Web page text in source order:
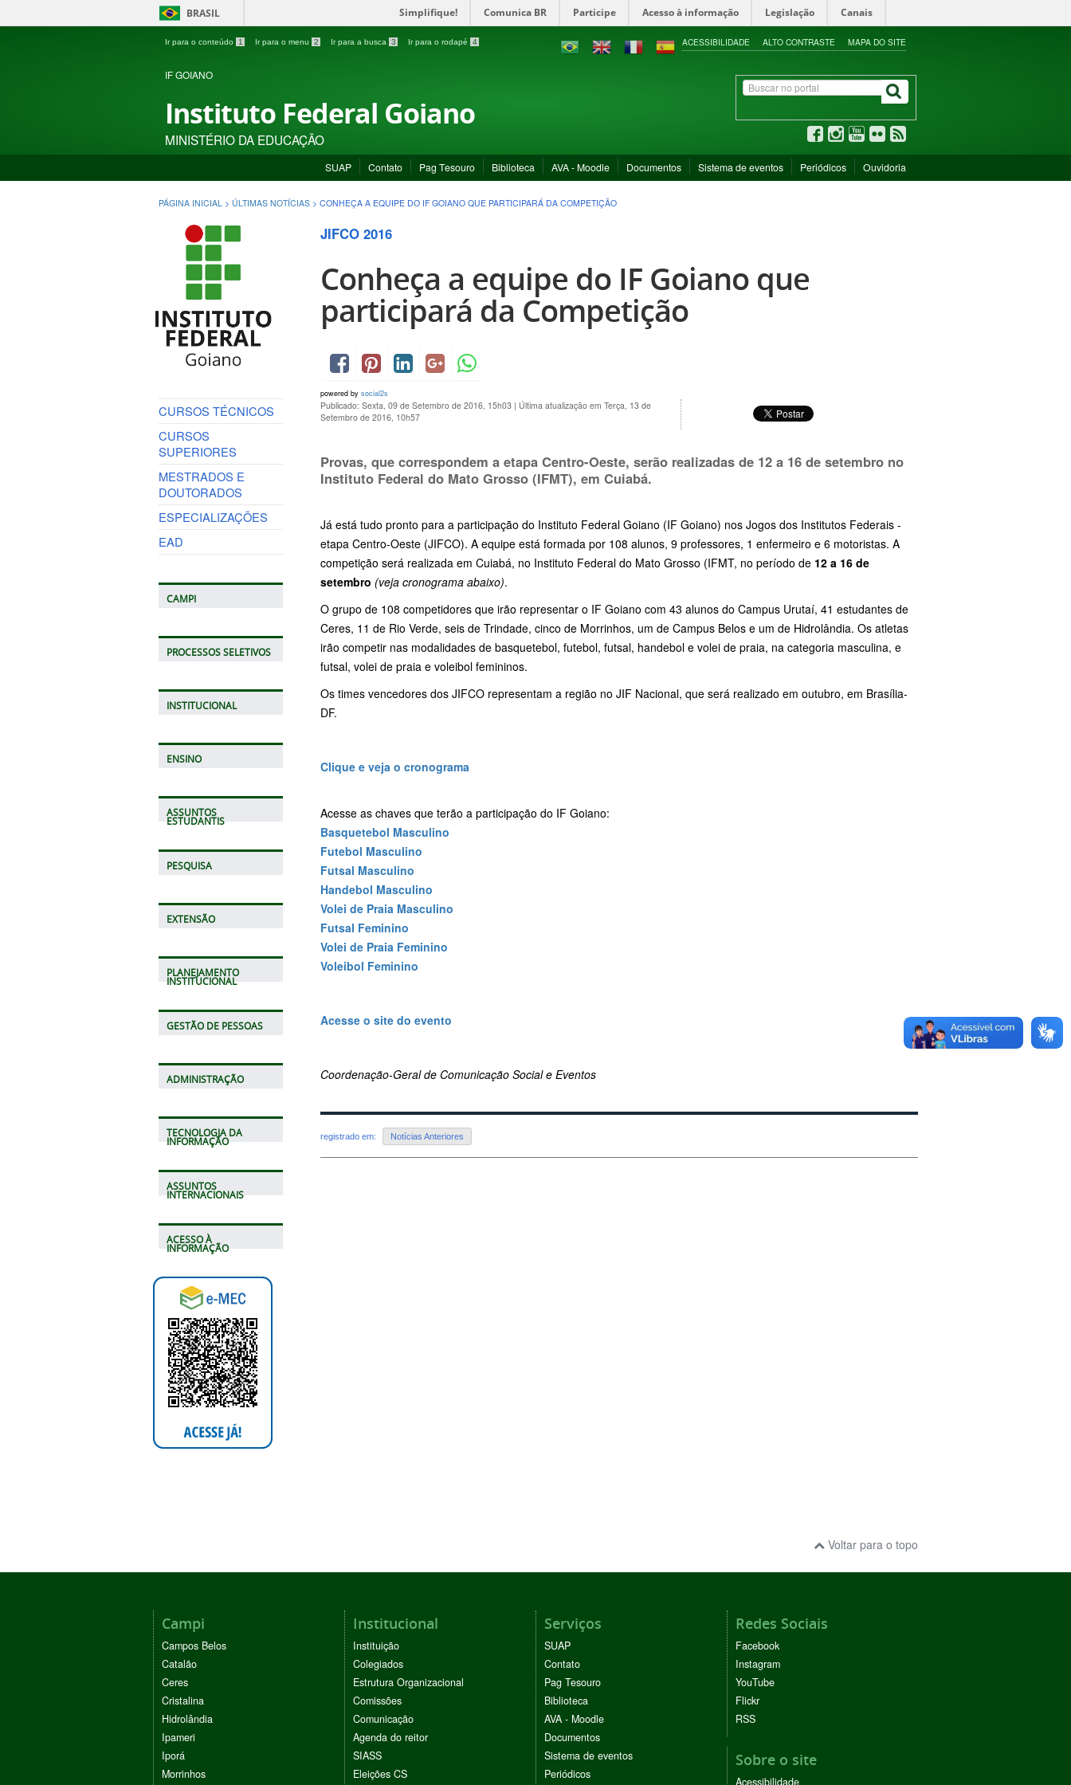
BRASIL Simplifique! Comunica BR Participe Acesso à informação Legislação Canais
Ir para o conteúdo 1 Ir para o menu 2 Ir para a busca 3 Ir para o rodapé 4 ACESSIBILIDADE ALTO CONTRASTE MAPA DO SITE
IF GOIANO
Instituto Federal Goiano
MINISTÉRIO DA EDUCAÇÃO
SUAP Contato Pag Tesouro Biblioteca AVA - Moodle Documentos Sistema de eventos Periódicos Ouvidoria
PÁGINA INICIAL > ÚLTIMAS NOTÍCIAS > CONHEÇA A EQUIPE DO IF GOIANO QUE PARTICIPARÁ DA COMPETIÇÃO
CURSOS TÉCNICOS
CURSOS
SUPERIORES
MESTRADOS E
DOUTORADOS
ESPECIALIZAÇÕES
EAD
CAMPI
PROCESSOS SELETIVOS
INSTITUCIONAL
ENSINO
ASSUNTOS
ESTUDANTIS
PESQUISA
EXTENSÃO
PLANEJAMENTO
INSTITUCIONAL
GESTÃO DE PESSOAS
ADMINISTRAÇÃO
TECNOLOGIA DA
INFORMAÇÃO
ASSUNTOS
INTERNACIONAIS
ACESSO À
INFORMAÇÃO
JIFCO 2016
Conheça a equipe do IF Goiano que
participará da Competição
powered by social2s
Publicado: Sexta, 09 de Setembro de 2016, 15h03 | Última atualização em Terça, 13 de
Setembro de 2016, 10h57
Provas, que correspondem a etapa Centro-Oeste, serão realizadas de 12 a 16 de setembro no
Instituto Federal do Mato Grosso (IFMT), em Cuiabá.
Já está tudo pronto para a participação do Instituto Federal Goiano (IF Goiano) nos Jogos dos Institutos Federais -
etapa Centro-Oeste (JIFCO). A equipe está formada por 108 alunos, 9 professores, 1 enfermeiro e 6 motoristas. A
competição será realizada em Cuiabá, no Instituto Federal do Mato Grosso (IFMT, no período de 12 a 16 de
setembro (veja cronograma abaixo).
O grupo de 108 competidores que irão representar o IF Goiano com 43 alunos do Campus Urutaí, 41 estudantes de
Ceres, 11 de Rio Verde, seis de Trindade, cinco de Morrinhos, um de Campus Belos e um de Hidrolândia. Os atletas
irão competir nas modalidades de basquetebol, futebol, futsal, handebol e volei de praia, na categoria masculina, e
futsal, volei de praia e voleibol femininos.
Os times vencedores dos JIFCO representam a região no JIF Nacional, que será realizado em outubro, em Brasília-
DF.
Clique e veja o cronograma
Acesse as chaves que terão a participação do IF Goiano:
Basquetebol Masculino
Futebol Masculino
Futsal Masculino
Handebol Masculino
Volei de Praia Masculino
Futsal Feminino
Volei de Praia Feminino
Voleibol Feminino
Acesse o site do evento
Coordenação-Geral de Comunicação Social e Eventos
registrado em: Notícias Anteriores
Voltar para o topo
Campi
Campos Belos
Catalão
Ceres
Cristalina
Hidrolândia
Ipameri
Iporá
Morrinhos
Institucional
Instituição
Colegiados
Estrutura Organizacional
Comissões
Comunicação
Agenda do reitor
SIASS
Eleições CS
Serviços
SUAP
Contato
Pag Tesouro
Biblioteca
AVA - Moodle
Documentos
Sistema de eventos
Periódicos
Redes Sociais
Facebook
Instagram
YouTube
Flickr
RSS
Sobre o site